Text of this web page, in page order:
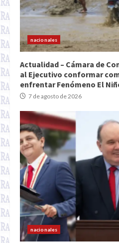
nacionales
Actualidad – Cámara de
al Ejecutivo conformar
enfrentar Fenómeno El
7 de agosto de 2026
nacionales